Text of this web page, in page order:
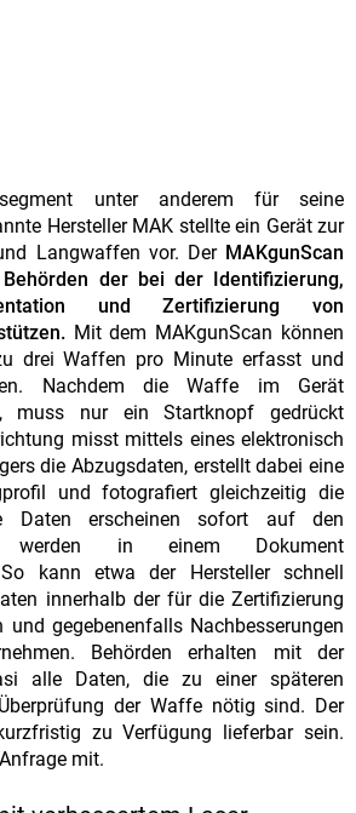
unter anderem für seine
Hersteller MAK stellte ein Gerät zur
Langwaffen vor. Der MAKgunScan
der bei der Identifizierung,
und Zertifizierung von
Mit dem MAKgunScan können
drei Waffen pro Minute erfasst und
Nachdem die Waffe im Gerät
muss nur ein Startknopf gedrückt
misst mittels eines elektronisch
die Abzugsdaten, erstellt dabei eine
und fotografiert gleichzeitig die
Daten erscheinen sofort auf den
werden in einem Dokument
kann etwa der Hersteller schnell
innerhalb der für die Zertifizierung
und gegebenenfalls Nachbesserungen
Behörden erhalten mit der
alle Daten, die zu einer späteren
der Waffe nötig sind. Der
zu Verfügung lieferbar sein.
mit.